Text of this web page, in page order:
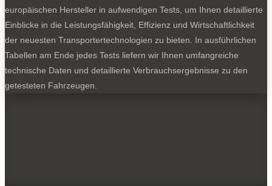
europäischen Hersteller in aufwendigen Tests, um Ihnen detaillierte
Einblicke in die Leistungsfähigkeit, Effizienz und Wirtschaftlichkeit
der neuesten Transportertechnologien zu bieten. In ausführlichen
Tabellen am Ende jedes Tests liefern wir Ihnen umfangreiche
technische Daten und detaillierte Verbrauchsergebnisse zu den
getesteten Fahrzeugen.